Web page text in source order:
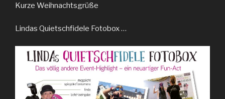
Kurze Weihnachtsgrüße
Lindas Quietschfidele Fotobox …